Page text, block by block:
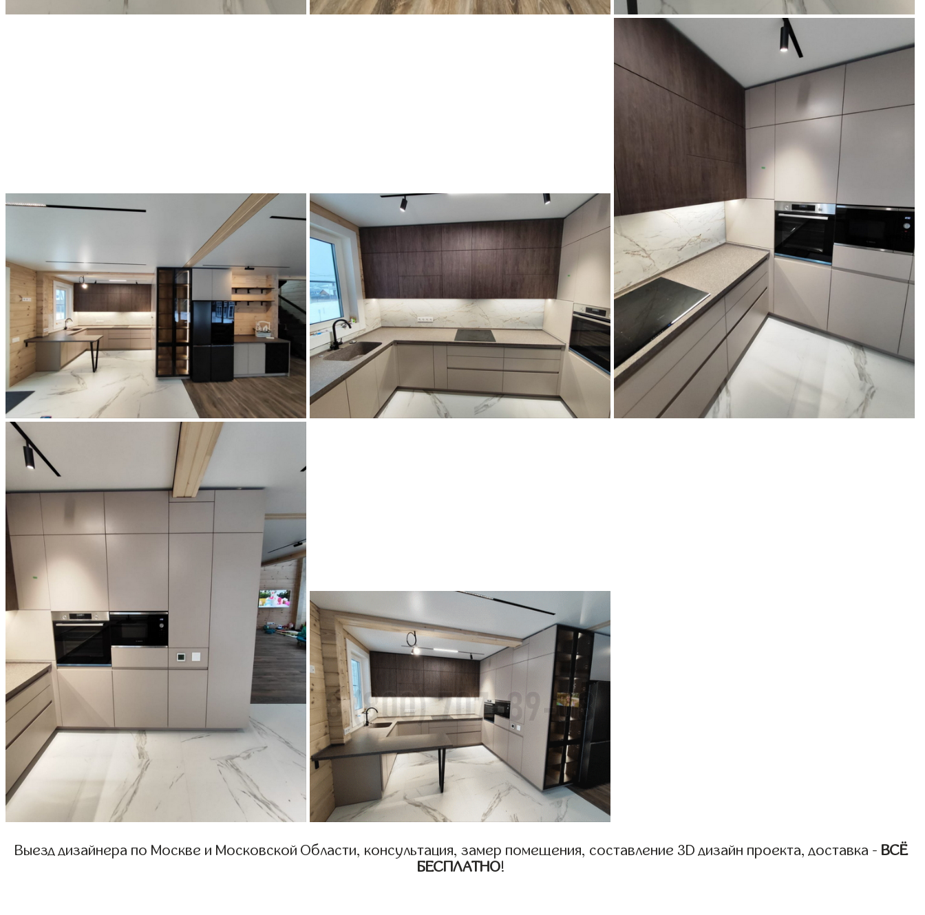
Выезд дизайнера по Москве и Московской Области, консультация, замер помещения, составление 3D дизайн проекта, доставка - ВСЁ
БЕСПЛАТНО!